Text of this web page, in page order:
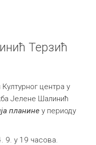
Терзић
центра у
Јелене Шалинић
планине у периоду
9. у 19 часова.